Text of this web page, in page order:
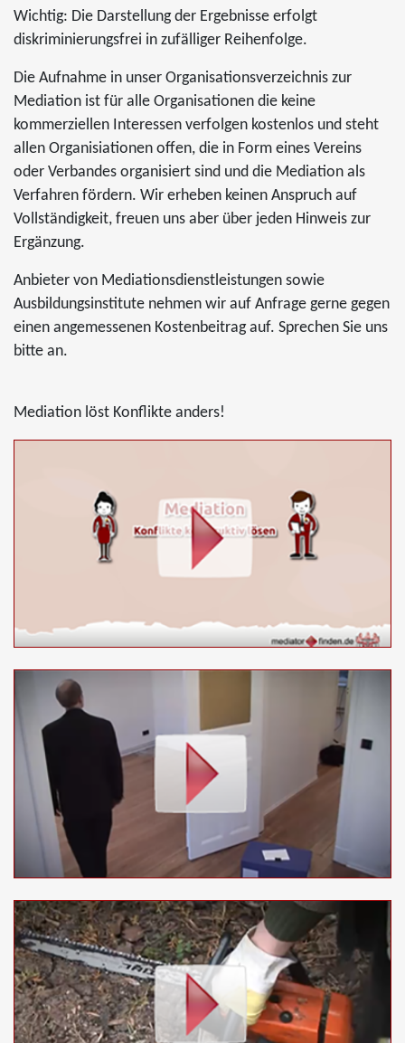
Wichtig: Die Darstellung der Ergebnisse erfolgt
diskriminierungsfrei in zufälliger Reihenfolge.
Die Aufnahme in unser Organisationsverzeichnis zur
Mediation ist für alle Organisationen die keine
kommerziellen Interessen verfolgen kostenlos und steht
allen Organisiationen offen, die in Form eines Vereins
oder Verbandes organisiert sind und die Mediation als
Verfahren fördern. Wir erheben keinen Anspruch auf
Vollständigkeit, freuen uns aber über jeden Hinweis zur
Ergänzung.
Anbieter von Mediationsdienstleistungen sowie
Ausbildungsinstitute nehmen wir auf Anfrage gerne gegen
einen angemessenen Kostenbeitrag auf. Sprechen Sie uns
bitte an.
Mediation löst Konflikte anders!